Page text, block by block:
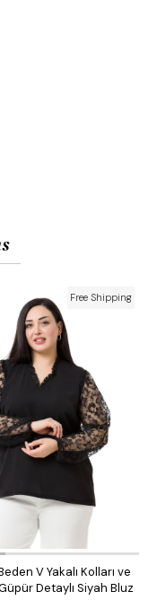
V Yakalı Kolları ve
Detaylı Siyah Bluz
Free Shipping